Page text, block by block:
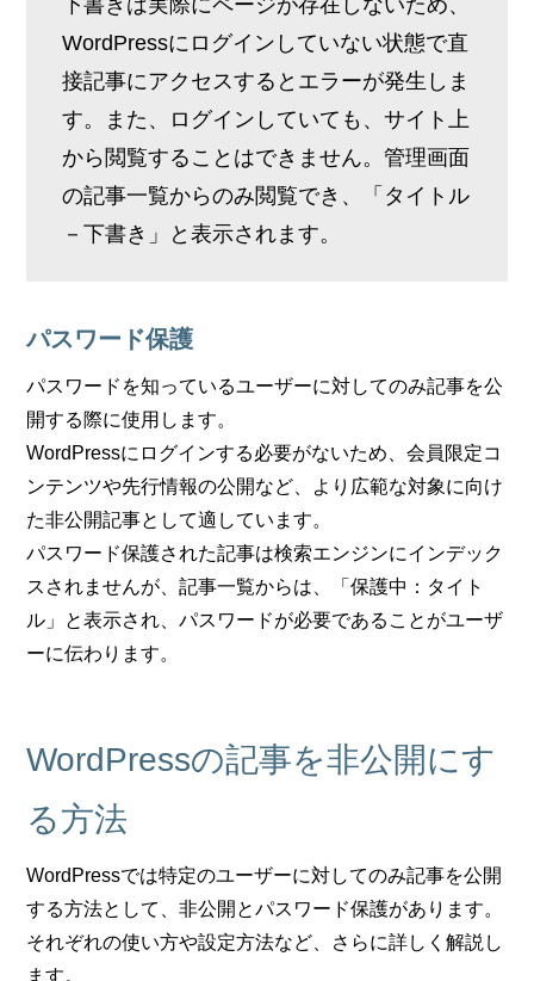
下書きは実際にページが存在しないため、
WordPressにログインしていない状態で直
接記事にアクセスするとエラーが発生しま
す。また、ログインしていても、サイト上
から閲覧することはできません。管理画面
の記事一覧からのみ閲覧でき、「タイトル
－下書き」と表示されます。
パスワード保護
パスワードを知っているユーザーに対してのみ記事を公
開する際に使用します。
WordPressにログインする必要がないため、会員限定コ
ンテンツや先行情報の公開など、より広範な対象に向け
た非公開記事として適しています。
パスワード保護された記事は検索エンジンにインデック
スされませんが、記事一覧からは、「保護中：タイト
ル」と表示され、パスワードが必要であることがユーザ
ーに伝わります。
WordPressの記事を非公開にす
る方法
WordPressでは特定のユーザーに対してのみ記事を公開
する方法として、非公開とパスワード保護があります。
それぞれの使い方や設定方法など、さらに詳しく解説し
ます。